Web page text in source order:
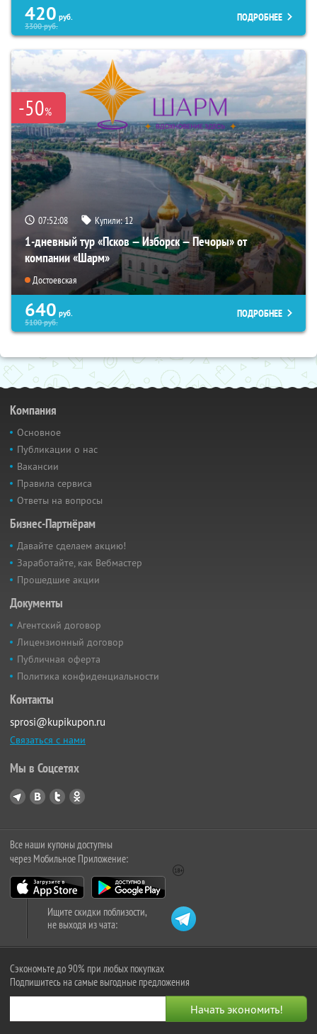
420 руб.
3300руб.
ПОДРОБНЕЕ
-50%
07:52:07 Купили:12
1-дневный тур «Псков — Изборск — Печоры» от
компании «Шарм»
Достоевская
640 руб.
5100руб.
ПОДРОБНЕЕ
Компания
Основное
Публикации о нас
Вакансии
Правила сервиса
Ответы на вопросы
Бизнес-Партнёрам
Давайте сделаем акцию!
Заработайте, как Вебмастер
Прошедшие акции
Документы
Агентский договор
Лицензионный договор
Публичная оферта
Политика конфиденциальности
Контакты
sprosi@kupikupon.ru
Связаться с нами
Мы в Соцсетях
Все наши купоны доступны
через Мобильное Приложение:
Ищите скидки поблизости,
не выходя из чата:
Сэкономьте до 90% при любых покупках
Подпишитесь на самые выгодные предложения